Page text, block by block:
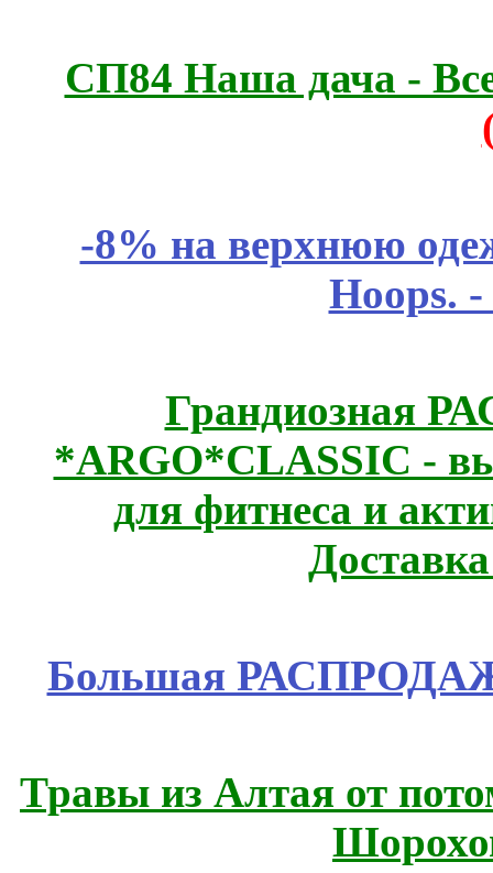
СП84 Наша дача -
-8% на верхнюю
Hoops.
Грандиозная
*ARGO*CLASSIC -
для фитнеса и
Большая
Травы из Алтая от